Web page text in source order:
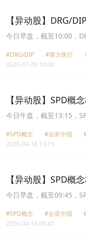
【异动股】DRG/
(603716.CN)涨
今日早盘，截至10:00，
(000503.CN)涨4.14%报
13.79元，创业慧康
#DRG/DIP #塞力医疗
2026-07-28 10:00
【异动股】SPD概
跌6.09%
今日午盘，截至13:15，
疗(603716.CN)跌4.07%
报27.91元，华人健康
#SPD概念 #合富中国
2026-04-16 13:15
【异动股】SPD概
跌6.14%
今日早盘，截至09:45，
疗(603716.CN)跌4.02%
报28.1元，华人健康
#SPD概念 #合富中国
2026-04-16 09:45